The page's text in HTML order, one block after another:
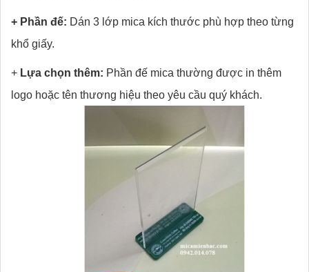
+ Phần đế: Dán 3 lớp mica kích thước phù hợp theo từng
khổ giấy.
+ Lựa chọn thêm: Phần đế mica thường được in thêm
logo hoặc tên thương hiệu theo yêu cầu quý khách.